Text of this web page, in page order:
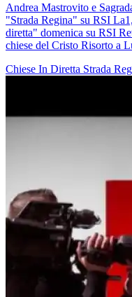
Andrea Mastrovito e
"Strada Regina" su RSI
diretta" domenica su RSI
chiese del Cristo Risorto a
Chiese In Diretta Strada